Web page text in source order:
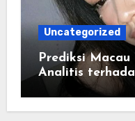
Uncategorized
Prediksi
Analitis
yang Tersusun